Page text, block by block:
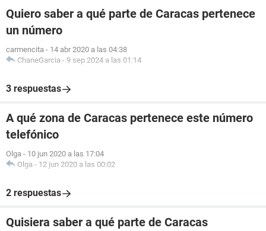
Quiero saber a qué parte de Caracas pertenece
un número
carmencita - 14 abr 2020 a las 04:38
ChaneGarcia - 9 sep 2024 a las 01:14
3 respuestas
A qué zona de Caracas pertenece este número
telefónico
Olga - 10 jun 2020 a las 17:04
Olga - 12 jun 2020 a las 00:02
2 respuestas
Quisiera saber a qué parte de Caracas